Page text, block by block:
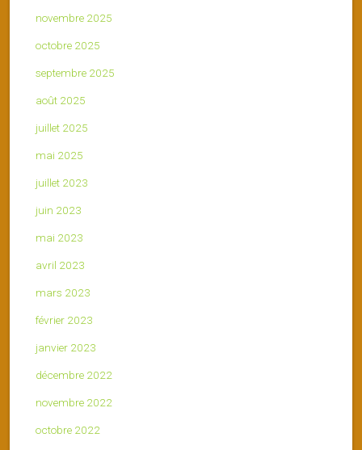
novembre 2025
octobre 2025
septembre 2025
août 2025
juillet 2025
mai 2025
juillet 2023
juin 2023
mai 2023
avril 2023
mars 2023
février 2023
janvier 2023
décembre 2022
novembre 2022
octobre 2022